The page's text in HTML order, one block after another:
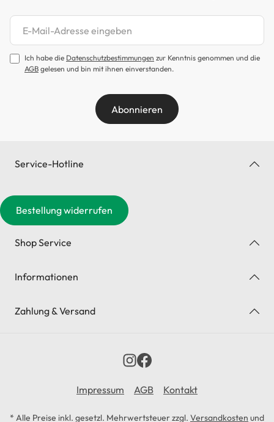
Newsletter abonnieren
Ich habe die Datenschutzbestimmungen zur Kenntnis genommen und die
AGB gelesen und bin mit ihnen einverstanden.
Abonnieren
Service-Hotline
Bestellung widerrufen
Shop Service
Informationen
Zahlung & Versand
Impressum AGB Kontakt
* Alle Preise inkl. gesetzl. Mehrwertsteuer zzgl. Versandkosten und